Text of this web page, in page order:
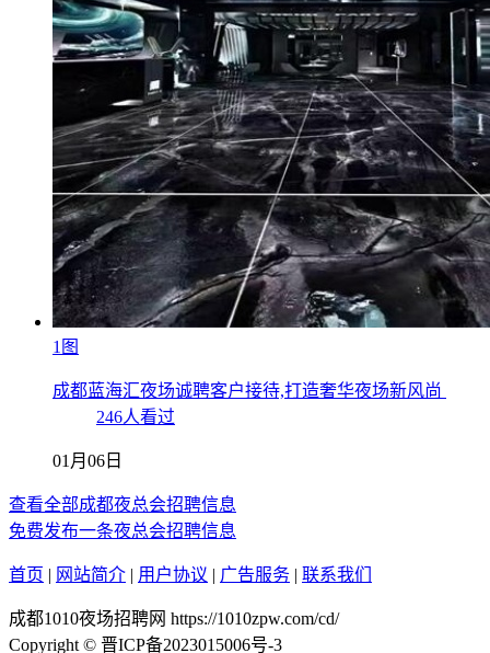
1图
成都蓝海汇夜场诚聘客户接待,打造奢华夜场新风尚
246人看过
01月06日
查看全部成都夜总会招聘信息
免费发布一条夜总会招聘信息
首页 | 网站简介 | 用户协议 | 广告服务 | 联系我们
成都1010夜场招聘网 https://1010zpw.com/cd/
Copyright © 晋ICP备2023015006号-3